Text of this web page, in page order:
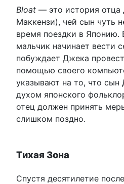
Bloat — это история отца
Маккензи), чей сын чуть
время поездки в Японию.
мальчик начинает вести
побуждает Джека
помощью своего
указывают на то, что
духом японского
отец должен принять
слишком поздно.
Тихая Зона
Спустя десятилетие